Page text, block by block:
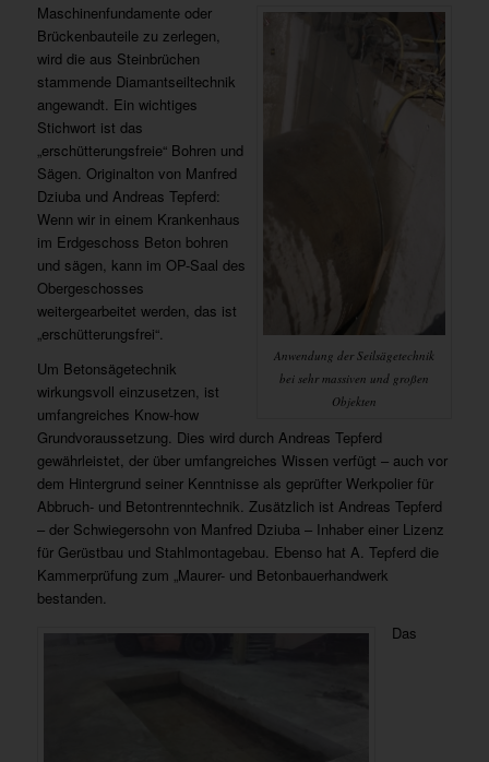
Anwendung der Seilsägetechnik
bei sehr massiven und großen
Objekten
Maschinenfundamente oder
Brückenbauteile zu zerlegen,
wird die aus Steinbrüchen
stammende Diamantseiltechnik
angewandt. Ein wichtiges
Stichwort ist das
„erschütterungsfreie“ Bohren und
Sägen. Originalton von Manfred
Dziuba und Andreas Tepferd:
Wenn wir in einem Krankenhaus
im Erdgeschoss Beton bohren
und sägen, kann im OP-Saal des
Obergeschosses
weitergearbeitet werden, das ist
„erschütterungsfrei“.
Um Betonsägetechnik
wirkungsvoll einzusetzen, ist
umfangreiches Know-how
Grundvoraussetzung. Dies wird durch Andreas Tepferd
gewährleistet, der über umfangreiches Wissen verfügt – auch vor
dem Hintergrund seiner Kenntnisse als geprüfter Werkpolier für
Abbruch- und Betontrenntechnik. Zusätzlich ist Andreas Tepferd
– der Schwiegersohn von Manfred Dziuba – Inhaber einer Lizenz
für Gerüstbau und Stahlmontagebau. Ebenso hat A. Tepferd die
Kammerprüfung zum „Maurer- und Betonbauerhandwerk
bestanden.
Das